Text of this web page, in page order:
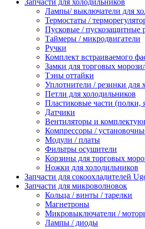
Запчасти для холодильников
Лампы/ выключатели для
Термостаты /
Пусковые / пускозащитные
Таймеры / микродвигатели
Ручки
Комплект встраиваемого
Замки для торговых
Тэны оттайки
Уплотнители / резинки для
Петли для холодильников
Пластиковые части (полки,
Датчики
Вентиляторы и
Компрессоры /
Модули / платы
Фильтры осушители
Корзины для торговых
Ножки для холодильников
Запчасти для сокоохладителей
Запчасти для микроволновок
Кольца / винты / тарелки
Магнетроны
Микровыключатели /
Лампы / диоды